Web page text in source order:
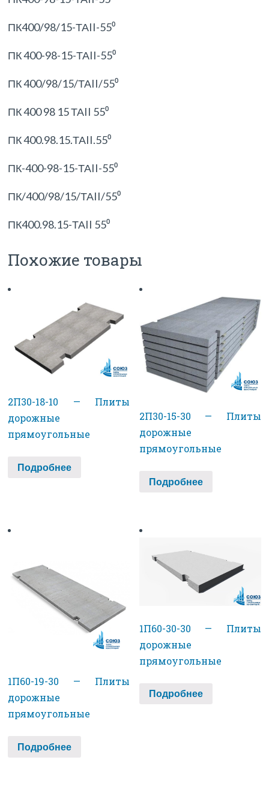
ПК400/98/15-ТАII-55⁰
ПК 400-98-15-ТАII-55⁰
ПК 400/98/15/ТАII/55⁰
ПК 400 98 15 ТАII 55⁰
ПК 400.98.15.ТАII.55⁰
ПК-400-98-15-ТАII-55⁰
ПК/400/98/15/ТАII/55⁰
ПК400.98.15-ТАII 55⁰
Похожие товары
2П30-18-10 — Плиты
дорожные
прямоугольные
Подробнее
2П30-15-30 — Плиты
дорожные
прямоугольные
Подробнее
1П60-19-30 — Плиты
дорожные
прямоугольные
Подробнее
1П60-30-30 — Плиты
дорожные
прямоугольные
Подробнее